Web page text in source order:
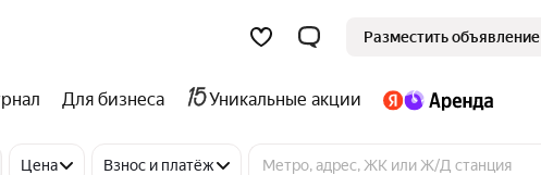
Разместить объявление
Для бизнеса Уникальные акции
Цена Взнос и платёж